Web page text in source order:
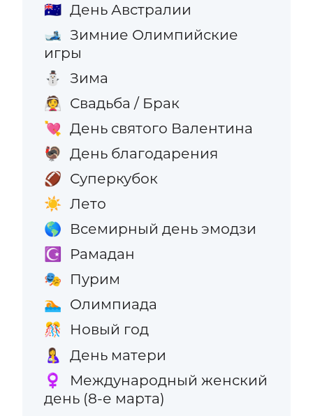
🇦🇺 День Австралии
🎿 Зимние Олимпийские
игры
⛄ Зима
👰 Свадьба / Брак
💘 День святого Валентина
🦃 День благодарения
🏈 Суперкубок
☀️ Лето
🌎 Всемирный день эмодзи
☪️ Рамадан
🎭 Пурим
🏊 Олимпиада
🎊 Новый год
🤱 День матери
♀️
Международный женский
день (8-е марта)